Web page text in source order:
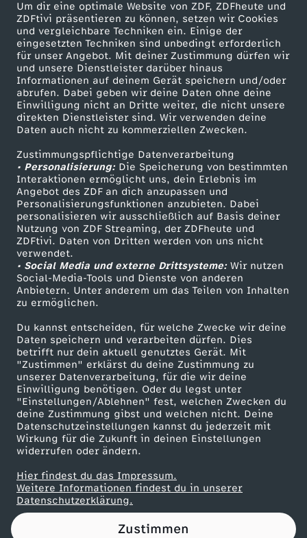
Um dir eine optimale Website von ZDF, ZDFheute und
ZDFtivi präsentieren zu können, setzen wir Cookies
und vergleichbare Techniken ein. Einige der
eingesetzten Techniken sind unbedingt erforderlich
für unser Angebot. Mit deiner Zustimmung dürfen wir
und unsere Dienstleister darüber hinaus
Informationen auf deinem Gerät speichern und/oder
abrufen. Dabei geben wir deine Daten ohne deine
Einwilligung nicht an Dritte weiter, die nicht unsere
direkten Dienstleister sind. Wir verwenden deine
Daten auch nicht zu kommerziellen Zwecken.
Zustimmungspflichtige Datenverarbeitung
• Personalisierung:Die Speicherung von bestimmten
Interaktionen ermöglicht uns, dein Erlebnis im
Angebot des ZDF an dich anzupassen und
Personalisierungsfunktionen anzubieten. Dabei
personalisieren wir ausschließlich auf Basis deiner
Nutzung von ZDF Streaming, der ZDFheute und
ZDFtivi. Daten von Dritten werden von uns nicht
verwendet.
• Social Media und externe Drittsysteme:Wir nutzen
Social-Media-Tools und Dienste von anderen
Anbietern. Unter anderem um das Teilen von Inhalten
zu ermöglichen.
Du kannst entscheiden, für welche Zwecke wir deine
Daten speichern und verarbeiten dürfen. Dies
betrifft nur dein aktuell genutztes Gerät. Mit
"Zustimmen" erklärst du deine Zustimmung zu
unserer Datenverarbeitung, für die wir deine
Einwilligung benötigen. Oder du legst unter
"Einstellungen/Ablehnen" fest, welchen Zwecken du
deine Zustimmung gibst und welchen nicht. Deine
Datenschutzeinstellungen kannst du jederzeit mit
Wirkung für die Zukunft in deinen Einstellungen
widerrufen oder ändern.
Hier findest du das Impressum.
Weitere Informationen findest du in unserer
Datenschutzerklärung.
Zustimmen
-
K
O
R
R
E
K
T
o
d
e
r
W
E
G
!
Mehr ZDF
ZDF-Apps
Smart TV
ZDFtext
Livestreams
Sendungen A-Z
TV-Programm
Service
ZDFmitreden
Kontakt zum ZDF
Tickets
Zuschauerservice
Hilfe
ZDF Unternehmen
Karriere
ZDF goes Schule
Werbefernsehen
Mainzelmännchen
Partner